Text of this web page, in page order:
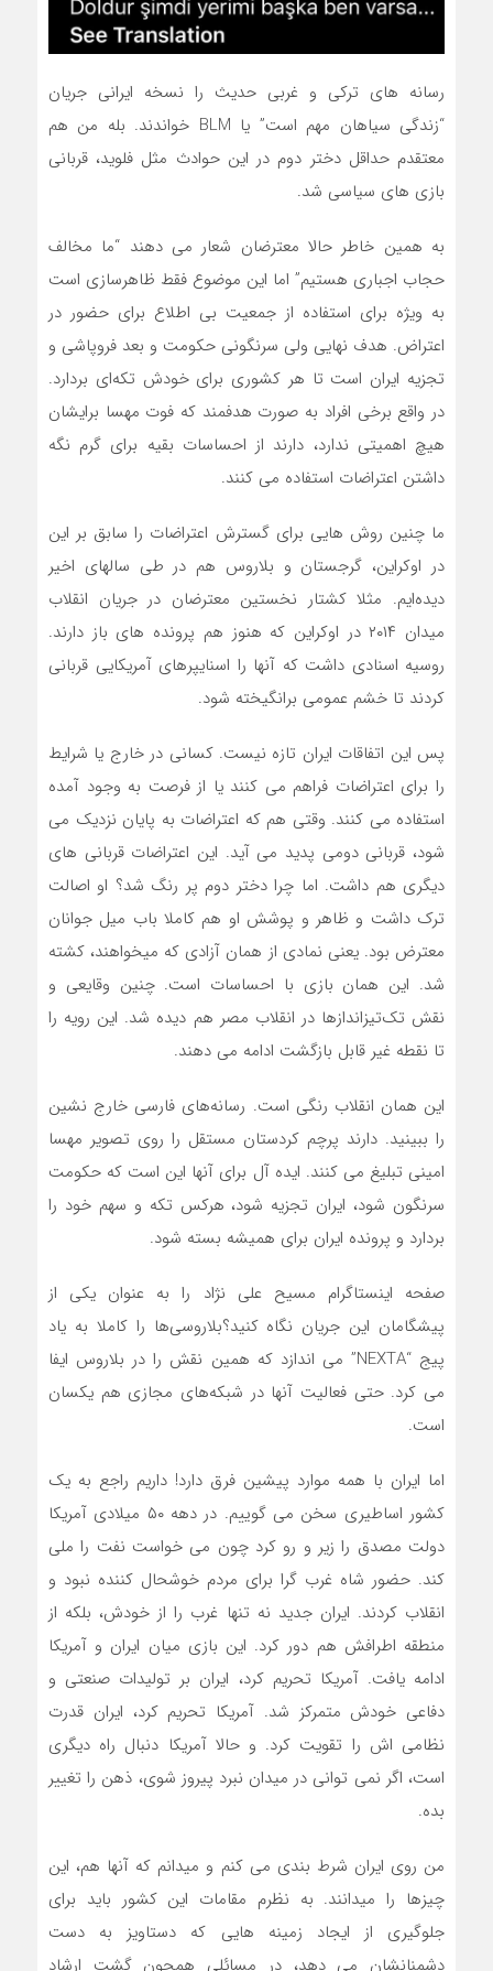
رسانه های ترکی و غربی حدیث را نسخه ایرانی جریان
“زندگی سیاهان مهم است” یا BLM خواندند. بله من هم
معتقدم حداقل دختر دوم در این حوادث مثل فلوید، قربانی
بازی های سیاسی شد.
به همین خاطر حالا معترضان شعار می دهند “ما مخالف
حجاب اجباری هستیم” اما این موضوع فقط ظاهرسازی است
به ویژه برای استفاده از جمعیت بی اطلاع برای حضور در
اعتراض. هدف نهایی ولی سرنگونی حکومت و بعد فروپاشی و
تجزیه ایران است تا هر کشوری برای خودش تکه‌ای بردارد.
در واقع برخی افراد به صورت هدفمند که فوت مهسا برایشان
هیچ اهمیتی ندارد، دارند از احساسات بقیه برای گرم نگه
داشتن اعتراضات استفاده می کنند.
ما چنین روش هایی برای گسترش اعتراضات را سابق بر این
در اوکراین، گرجستان و بلاروس هم در طی سالهای اخیر
دیده‌ایم. مثلا کشتار نخستین معترضان در جریان انقلاب
میدان ۲۰۱۴ در اوکراین که هنوز هم پرونده های باز دارند.
روسیه اسنادی داشت که آنها را اسنایپرهای آمریکایی قربانی
کردند تا خشم عمومی برانگیخته شود.
پس این اتفاقات ایران تازه نیست. کسانی در خارج یا شرایط
را برای اعتراضات فراهم می کنند یا از فرصت به وجود آمده
استفاده می کنند. وقتی هم که اعتراضات به پایان نزدیک می
شود، قربانی دومی پدید می آید. این اعتراضات قربانی های
دیگری هم داشت. اما چرا دختر دوم پر رنگ شد؟ او اصالت
ترک داشت و ظاهر و پوشش او هم کاملا باب میل جوانان
معترض بود. یعنی نمادی از همان آزادی که میخواهند، کشته
شد. این همان بازی با احساسات است. چنین وقایعی و
نقش تک‌تیزاندازها در انقلاب مصر هم دیده شد. این رویه را
تا نقطه غیر قابل بازگشت ادامه می دهند.
این همان انقلاب رنگی است. رسانه‌های فارسی خارج نشین
را ببینید. دارند پرچم کردستان مستقل را روی تصویر مهسا
امینی تبلیغ می کنند. ایده آل برای آنها این است که حکومت
سرنگون شود، ایران تجزیه شود، هرکس تکه و سهم خود را
بردارد و پرونده ایران برای همیشه بسته شود.
صفحه اینستاگرام مسیح علی نژاد را به عنوان یکی از
پیشگامان این جریان نگاه کنید؟بلاروسی‌‎ها را کاملا به یاد
پیج “NEXTA” می اندازد که همین نقش را در بلاروس ایفا
می کرد. حتی فعالیت آنها در شبکه‌های مجازی هم یکسان
است.
اما ایران با همه موارد پیشین فرق دارد! داریم راجع به یک
کشور اساطیری سخن می گوییم. در دهه ۵۰ میلادی آمریکا
دولت مصدق را زیر و رو کرد چون می خواست نفت را ملی
کند. حضور شاه غرب گرا برای مردم خوشحال کننده نبود و
انقلاب کردند. ایران جدید نه تنها غرب را از خودش، بلکه از
منطقه اطرافش هم دور کرد. این بازی میان ایران و آمریکا
ادامه یافت. آمریکا تحریم کرد، ایران بر تولیدات صنعتی و
دفاعی خودش متمرکز شد. آمریکا تحریم کرد، ایران قدرت
نظامی اش را تقویت کرد. و حالا آمریکا دنبال راه دیگری
است، اگر نمی توانی در میدان نبرد پیروز شوی، ذهن را تغییر
بده.
من روی ایران شرط بندی می کنم و میدانم که آنها هم، این
چیزها را میدانند. به نظرم مقامات این کشور باید برای
جلوگیری از ایجاد زمینه هایی که دستاویز به دست
دشمنانشان می دهد، در مسائلی همچون گشت ارشاد